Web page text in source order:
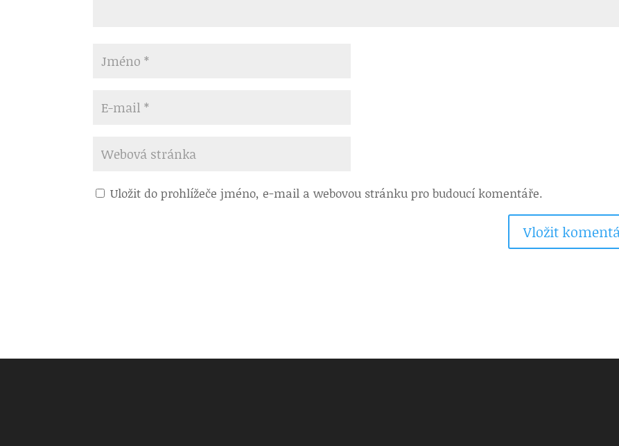
Uložit do prohlížeče jméno, e-mail a webovou stránku pro budoucí komentáře.